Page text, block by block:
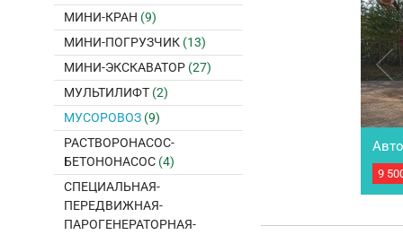
9
МИНИ-КРАН (9)
МИНИ-ПОГРУЗЧИК (13)
МИНИ-ЭКСКАВАТОР (27)
МУЛЬТИЛИФТ (2)
МУСОРОВОЗ (9)
РАСТВОРОНАСОС-
БЕТОНОНАСОС (4)
СПЕЦИАЛЬНАЯ-
ПЕРЕДВИЖНАЯ-
ПАРОГЕНЕРАТОРНАЯ-